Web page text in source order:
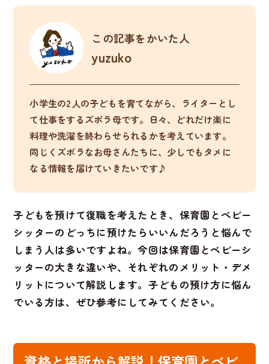
この記事をかいた人
yuzuko
小学生の2人の子どもを育てながら、ライターとし
て仕事をするズボラ母です。日々、どれだけ楽に
料理や洗濯を終わらせられるかを考えています。
同じくズボラなお母さんたちに、少しでもタメに
なる情報を届けていきたいです♪
子どもを預けて復職を考えたとき、保育園とベビー
シッターのどっちに預けたらいいんだろうと悩んで
しまう人は多いですよね。今回は保育園とベビーシ
ッターの大きな違いや、それぞれのメリット・デメ
リットについて解説します。子どもの預け方に悩ん
でいる方は、ぜひ参考にしてみてください。